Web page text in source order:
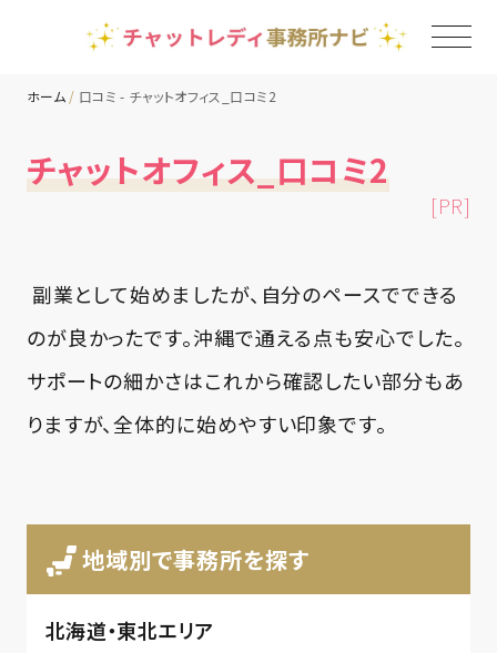
地域別ランキング
コラム
ホーム 口コミ - チャットオフィス_口コミ2
チャットオフィス_口コミ2
[PR]
副業として始めましたが、自分のペースでできる
のが良かったです。沖縄で通える点も安心でした。
サポートの細かさはこれから確認したい部分もあ
りますが、全体的に始めやすい印象です。
地域別で事務所を探す
北海道・東北エリア